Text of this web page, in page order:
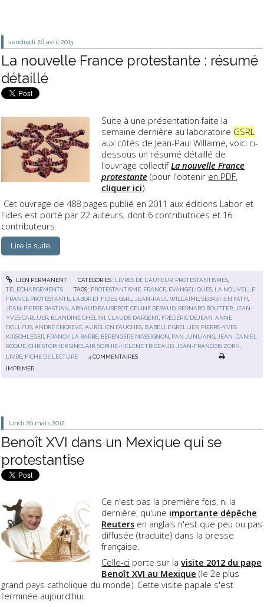
vendredi 26 avril 2013
La nouvelle France protestante : résumé
détaillé
Suite à une présentation faite la
semaine dernière au laboratoire GSRL
aux côtés de Jean-Paul Willaime, voici ci-
dessous un résumé détaillé de
l'ouvrage collectifLa nouvelle France
protestante (pour l'obtenir en PDF,
cliquer ici).
Cet ouvrage de 488 pages publié en 2011 aux éditions Labor et
Fides est porté par 22 auteurs, dont 6 contributrices et 16
contributeurs.
Lire la suite
LIEN PERMANENT CATÉGORIES : LIVRES DE L'AUTEUR, PROTESTANTISMES,
TÉLÉCHARGEMENTS
TAGS : PROTESTANTISME FRANCE ÉVANGÉLIQUES LA NOUVELLE
FRANCE PROTESTANTE LABOR ET FIDES ,GSRL JEAN-PAUL WILLAIME ,SÉBASTIEN FATH
JEAN-PIERRE BASTIAN ,ARNAUD BAUBÉROT,CÉLINE BÉRAUD BERNARD BOUTTER
JEAN-
YVES CARLUER BLANDINE CHÉLINI ,CLAUDE DARGENT, FRÉDÉRIC DEJEAN ,ANNE
DOLLFUS ,ANDRÉ ENCREVÉ ,AURÉLIEN FAUCHES ISABELLE GRELLIER PIERRE-YVES
KIRSCHLEGER FRANCK LA BARBE BÉRENGÈRE MASSIGNON PAN JUNLIANG
JEAN-DANIEL
ROQUE ,CHRISTOPHER SINCLAIR ,SOPHIE-HÉLÈNE TRIGEAUD JEAN-FRANÇOIS ZORN
LIVRE, FICHE DE LECTURE 4 COMMENTAIRES
IMPRIMER
lundi 26 mars 2012
Benoît XVI dans un Mexique qui se
protestantise
Ce n'est pas la première fois, ni la
dernière, qu'une importante dépêche
Reuters en anglais n'est que peu ou pas
diffusée (traduite) dans la presse
française.
Celle-ci porte sur lavisite 2012 du pape
Benoît XVI au Mexique (le 2e plus
grand pays catholique du monde). Cette visite papale s'est
terminée aujourd'hui.